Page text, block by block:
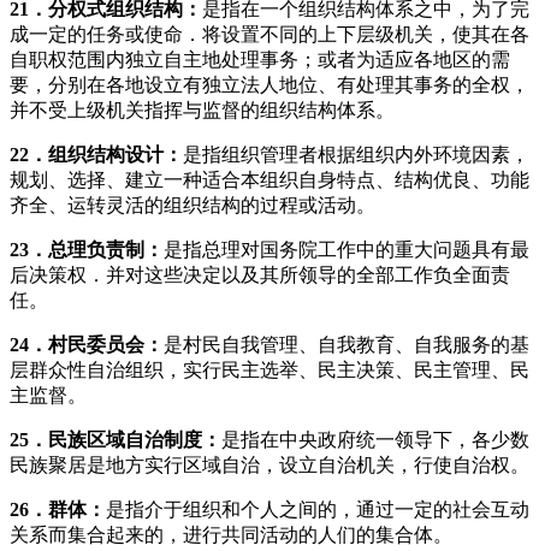
21 ．分权式组织结构： 是指在一个组织结构体系之中，为了完
成一定的任务或使命．将设置不同的上下层级机关，使其在各
自职权范围内独立自主地处理事务；或者为适应各地区的需
要，分别在各地设立有独立法人地位、有处理其事务的全权，
并不受上级机关指挥与监督的组织结构体系。
22 ．组织结构设计： 是指组织管理者根据组织内外环境因素，
规划、选择、建立一种适合本组织自身特点、结构优良、功能
齐全、运转灵活的组织结构的过程或活动。
23 ．总理负责制： 是指总理对国务院工作中的重大问题具有最
后决策权．并对这些决定以及其所领导的全部工作负全面责
任。
24 ．村民委员会： 是村民自我管理、自我教育、自我服务的基
层群众性自治组织，实行民主选举、民主决策、民主管理、民
主监督。
25 ．民族区域自治制度： 是指在中央政府统一领导下，各少数
民族聚居是地方实行区域自治，设立自治机关，行使自治权。
26 ．群体： 是指介于组织和个人之间的，通过一定的社会互动
关系而集合起来的，进行共同活动的人们的集合体。